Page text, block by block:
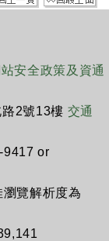
安全政策及資通
2號13樓 交通
9417 or
覽解析度為